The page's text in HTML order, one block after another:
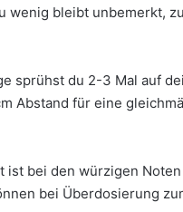
wenig bleibt unbemerkt,
sprühst du 2-3 Mal auf
Abstand für eine
ist bei den würzigen
bei Überdosierung